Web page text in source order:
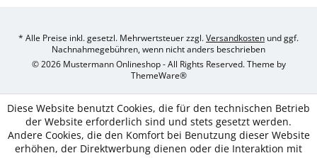
* Alle Preise inkl. gesetzl. Mehrwertsteuer zzgl.Versandkosten und ggf.
Nachnahmegebühren, wenn nicht anders beschrieben
© 2026 Mustermann Onlineshop - All Rights Reserved. Theme by
ThemeWare®
Diese Website benutzt Cookies, die für den technischen Betrieb
der Website erforderlich sind und stets gesetzt werden.
Andere Cookies, die den Komfort bei Benutzung dieser Website
erhöhen, der Direktwerbung dienen oder die Interaktion mit